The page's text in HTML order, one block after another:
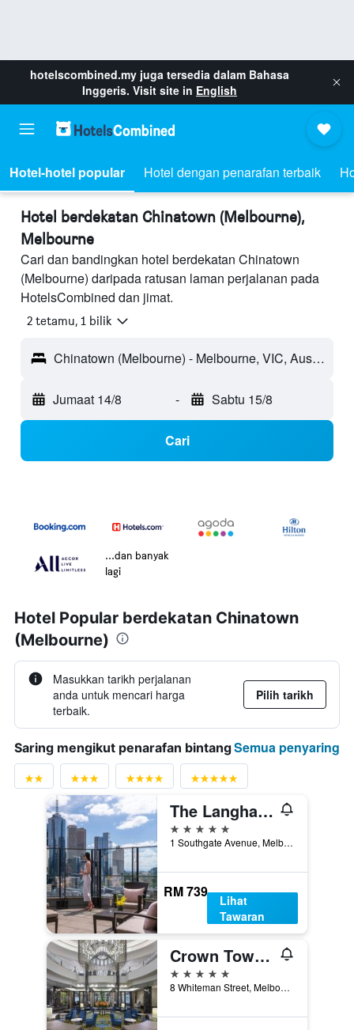
hotelscombined.my juga tersedia dalam Bahasa
Inggeris. Visit site in English
Hotel-hotel popular Hotel dengan penarafan terbaik
Hotel berdekatan Chinatown (Melbourne),
Melbourne
Cari dan bandingkan hotel berdekatan Chinatown
(Melbourne) daripada ratusan laman perjalanan pada
HotelsCombined dan jimat.
2 tetamu, 1 bilik
Chinatown (Melbourne) - Melbourne, VIC, Australia
Jumaat 14/8 - Sabtu 15/8
Cari
...dan banyak
lagi
Hotel Popular berdekatan Chinatown
(Melbourne)
Masukkan tarikh perjalanan
anda untuk mencari harga
terbaik.
Pilih tarikh
Saring mengikut penarafan bintangSemua penyaring
The Langham Melbourne
5 bintang
1 Southgate Avenue, Melbourne, VIC, Australia
RM 739
Lihat
Tawaran
Crown Towers Melbourne
5 bintang
8 Whiteman Street, Melbourne, VIC, Australia